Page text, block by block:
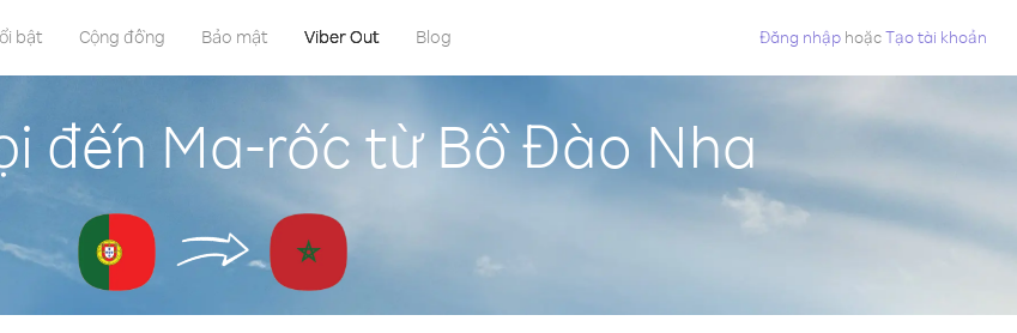
bật Cộng đồng Bảo mật Viber Out Blog Đăng nhập hoặcTạo tài khoản
đến Ma-rốc từ Bồ Đào Nha